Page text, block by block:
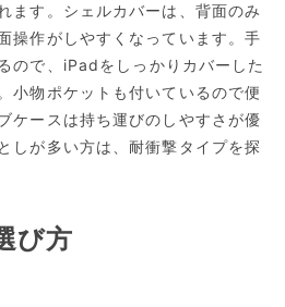
ます。シェルカバーは、背面のみ
操作がしやすくなっています。手
ので、iPadをしっかりカバーした
小物ポケットも付いているので便
ケースは持ち運びのしやすさが優
しが多い方は、耐衝撃タイプを探
び方